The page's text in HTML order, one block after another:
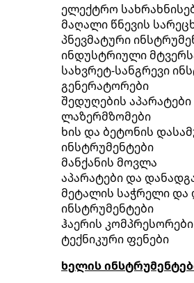
ელექტრო
მაღალი წნევის
პნევმატური
ინდუსტრიული
სახვრეტ-სანგრევი
გენერატორები
შედუღების აპარატები
ლაზერმზომები
ხის და ბეტონის
ინსტრუმენტები
მანქანის მოვლა
აპარატები და
მეტალის საჭრელი და
ინსტრუმენტები
ჰაერის კომპრესორები
ტექნიკური ფენები
ხელის